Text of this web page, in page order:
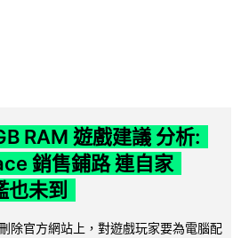
RAM 遊戲建議 分析:
銷售鋪路 連自家
未到
除官方網站上，對遊戲玩家要為電腦配